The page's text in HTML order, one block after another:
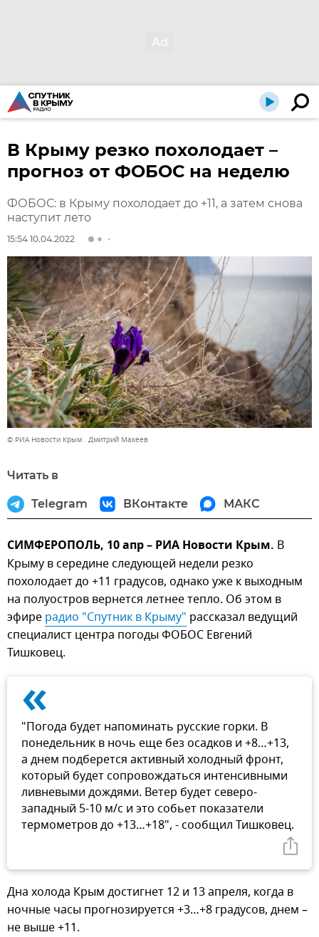
В Крыму резко похолодает –
прогноз от ФОБОС на неделю
ФОБОС: в Крыму похолодает до +11, а затем снова
наступит лето
15:54 10.04.2022
© РИА Новости Крым . Дмитрий Макеев
Читать в
Telegram ВКонтакте МАКС
СИМФЕРОПОЛЬ, 10 апр – РИА Новости Крым. В
Крыму в середине следующей недели резко
похолодает до +11 градусов, однако уже к выходным
на полуостров вернется летнее тепло. Об этом в
эфире радио "Спутник в Крыму" рассказал ведущий
специалист центра погоды ФОБОС Евгений
Тишковец.
«
"Погода будет напоминать русские горки. В
понедельник в ночь еще без осадков и +8…+13,
а днем подберется активный холодный фронт,
который будет сопровождаться интенсивными
ливневыми дождями. Ветер будет северо-
западный 5-10 м/с и это собьет показатели
термометров до +13…+18", - сообщил Тишковец.
Дна холода Крым достигнет 12 и 13 апреля, когда в
ночные часы прогнозируется +3…+8 градусов, днем –
не выше +11.